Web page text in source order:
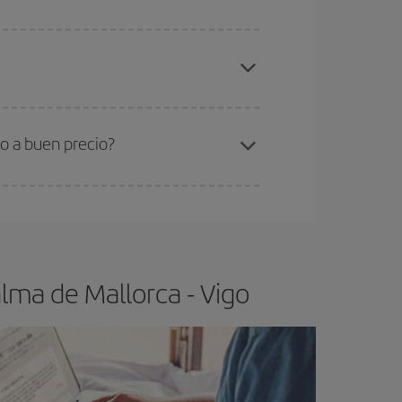
de Mallorca-Vigo-dest
a buen precio?
de Mallorca - Vigo